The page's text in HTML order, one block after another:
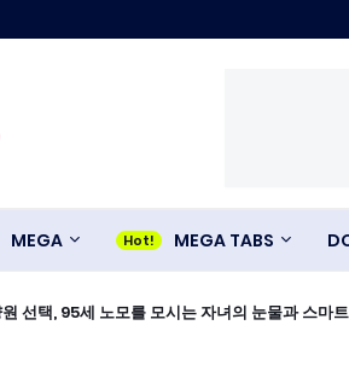
MEGA MEGA TABS
선택, 95세 노모를 모시는 자녀의 눈물과 스마